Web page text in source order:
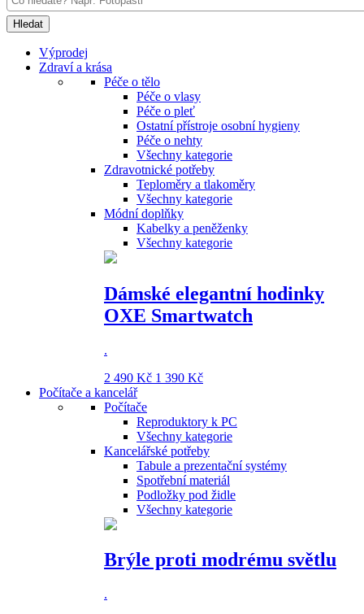
Výprodej
Zdraví a krása
Péče o tělo
Péče o vlasy
Péče o pleť
Ostatní přístroje osobní hygieny
Péče o nehty
Všechny kategorie
Zdravotnické potřeby
Teploměry a tlakoměry
Všechny kategorie
Módní doplňky
Kabelky a peněženky
Všechny kategorie
Dámské elegantní hodinky
OXE Smartwatch
.
2 490 Kč 1 390 Kč
Počítače a kancelář
Počítače
Reproduktory k PC
Všechny kategorie
Kancelářské potřeby
Tabule a prezentační systémy
Spotřební materiál
Podložky pod židle
Všechny kategorie
Brýle proti modrému světlu
.